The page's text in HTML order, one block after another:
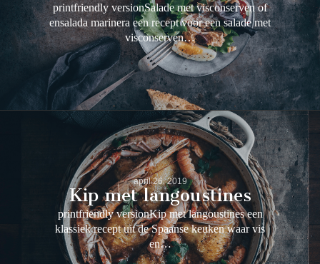
printfriendly versionSalade met visconserven of
ensalada marinera een recept voor een salade met
visconserven…
april 26, 2019
Kip met langoustines
printfriendly versionKip met langoustines een
klassiek recept uit de Spaanse keuken waar vis
en…